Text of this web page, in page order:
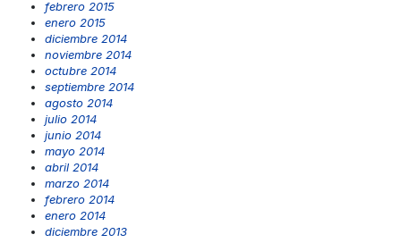
febrero 2015
enero 2015
diciembre 2014
noviembre 2014
octubre 2014
septiembre 2014
agosto 2014
julio 2014
junio 2014
mayo 2014
abril 2014
marzo 2014
febrero 2014
enero 2014
diciembre 2013